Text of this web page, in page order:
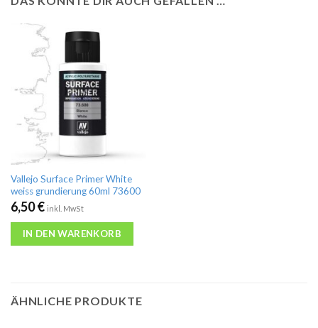
Vallejo Surface Primer White
weiss grundierung 60ml 73600
6,50€ inkl. MwSt
IN DEN WARENKORB
ÄHNLICHE PRODUKTE